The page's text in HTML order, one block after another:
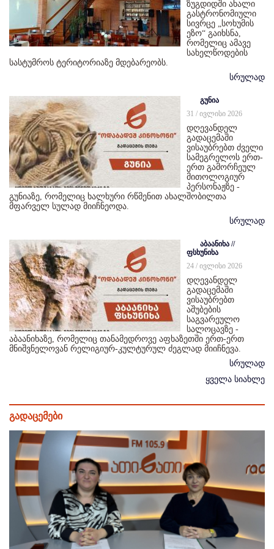
ზუგდიდში ახალი
გასტრონომიული
სივრცე „სოხუმის
ეზო“ გაიხსნა,
რომელიც ამავე
სახელწოდების
სასტუმროს ტერიტორიაზე მდებარეობს.
სრულად
გუნია
31 / ივლისი 2026
დღევანდელ
გადაცემაში
ვისაუბრებთ ძველი
სამეგრელოს ერთ-
ერთ გამორჩეულ
მითოლოგიურ
პერსონაჟზე -
გუნიაზე, რომელიც ხალხური რწმენით ახალშობილთა
მფარველ სულად მიიჩნეოდა.
სრულად
აბაანიხა //
ფსხუნიხა
24 / ივლისი 2026
დღევანდელ
გადაცემაში
ვისაუბრებთ
აშუბების
საგვარეულო
სალოცავზე -
აბაანიხაზე, რომელიც თანამედროვე აფხაზეთში ერთ-ერთ
მნიშვნელოვან რელიგიურ-კულტურულ ძეგლად მიიჩნევა.
სრულად
ყველა სიახლე
გადაცემები